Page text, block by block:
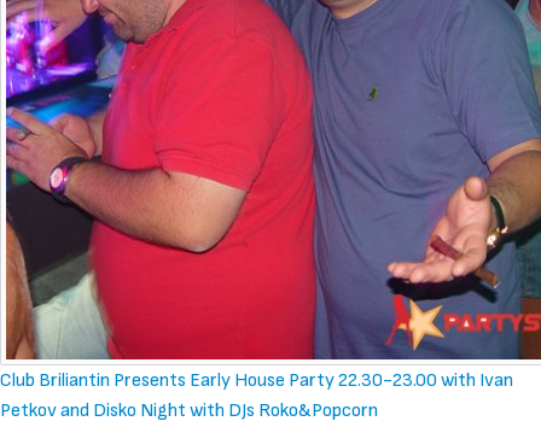
Club Briliantin Presents Early House Party 22.30-23.00 with Ivan
Petkov and Disko Night with DJs Roko&Popcorn